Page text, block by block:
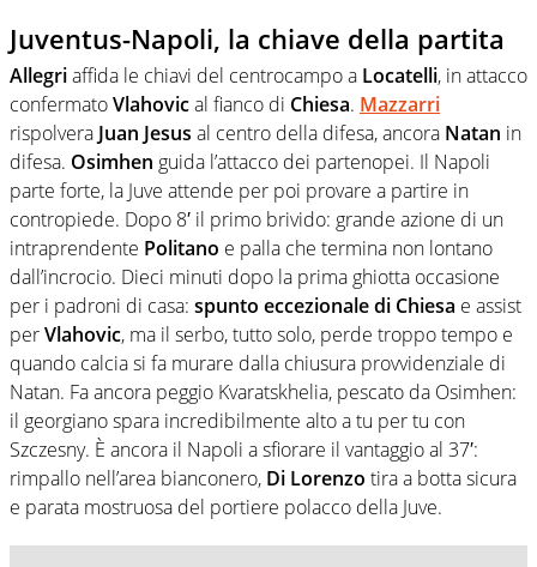
Juventus-Napoli, la chiave della partita
Allegriaffida le chiavi del centrocampo a Locatelli, in attacco
confermatoVlahovical fianco di Chiesa. Mazzarri
rispolvera Juan Jesus al centro della difesa, ancora Natan in
difesa. Osimhen guida l’attacco dei partenopei. Il Napoli
parte forte, la Juve attende per poi provare a partire in
contropiede. Dopo 8′ il primo brivido: grande azione di un
intraprendente Politano e palla che termina non lontano
dall’incrocio. Dieci minuti dopo la prima ghiotta occasione
per i padroni di casa: spunto eccezionale di Chiesa e assist
perVlahovic, ma il serbo, tutto solo, perde troppo tempo e
quando calcia si fa murare dalla chiusura provvidenziale di
Natan. Fa ancora peggio Kvaratskhelia, pescato da Osimhen:
il georgiano spara incredibilmente alto a tu per tu con
Szczesny. È ancora il Napoli a sfiorare il vantaggio al 37′:
rimpallo nell’area bianconero, Di Lorenzo tira a botta sicura
e parata mostruosa del portiere polacco della Juve.